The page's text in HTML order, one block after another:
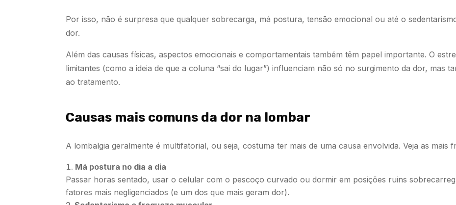
Por isso, não é surpresa que qualquer sobrecarga, má postura, tensão emocional ou até o
dor.
Além das causas físicas, aspectos emocionais e comportamentais também têm papel importante. O
limitantes (como a ideia de que a coluna “sai do lugar”) influenciam não só no surgimento da dor, mas
ao tratamento.
Causas mais comuns da dor na lombar
A lombalgia geralmente é multifatorial, ou seja, costuma ter mais de uma causa envolvida. Veja as mais
Má postura no dia a dia
Passar horas sentado, usar o celular com o pescoço curvado ou dormir em posições ruins
fatores mais negligenciados (e um dos que mais geram dor).